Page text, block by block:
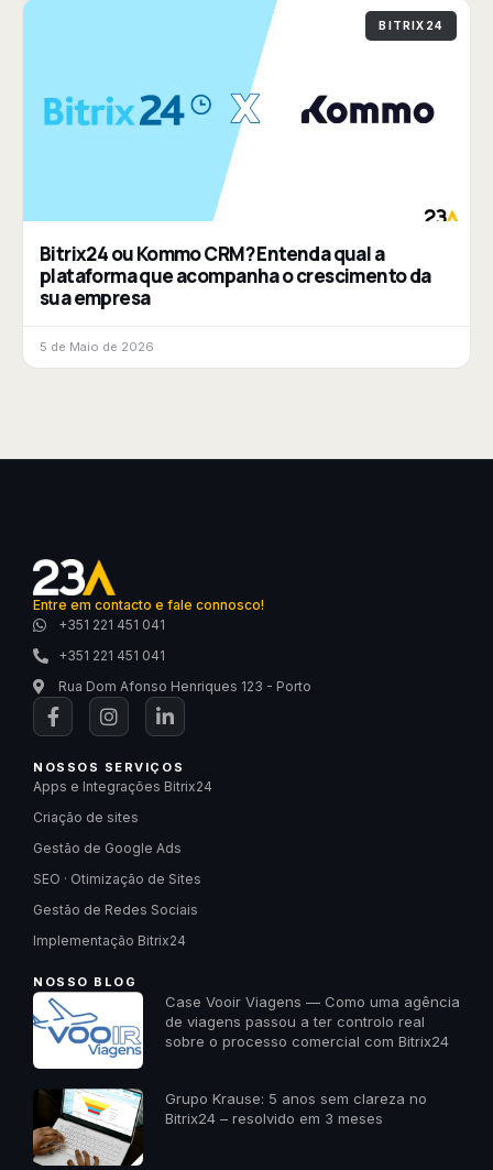
BITRIX24
Bitrix24 ou Kommo CRM? Entenda qual a
plataforma que acompanha o crescimento da
sua empresa
5 de Maio de 2026
Entre em contacto e fale connosco!
+351 221 451 041
+351 221 451 041
Rua Dom Afonso Henriques 123 - Porto
NOSSOS SERVIÇOS
Apps e Integrações Bitrix24
Criação de sites
Gestão de Google Ads
SEO · Otimização de Sites
Gestão de Redes Sociais
Implementação Bitrix24
NOSSO BLOG
Case Vooir Viagens — Como uma agência
de viagens passou a ter controlo real
sobre o processo comercial com Bitrix24
Grupo Krause: 5 anos sem clareza no
Bitrix24 – resolvido em 3 meses